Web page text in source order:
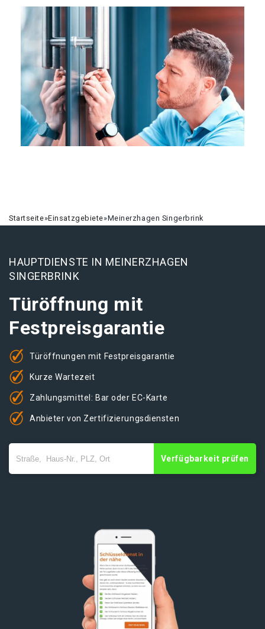
Startseite»Einsatzgebiete»Meinerzhagen Singerbrink
HAUPTDIENSTE IN MEINERZHAGEN
SINGERBRINK
Türöffnung mit
Festpreisgarantie
Türöffnungen mit Festpreisgarantie
Kurze Wartezeit
Zahlungsmittel: Bar oder EC-Karte
Anbieter von Zertifizierungsdiensten
Verfügbarkeit prüfen